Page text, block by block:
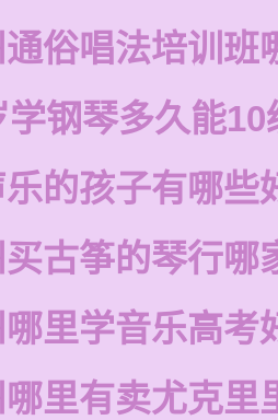
俗唱法培训班
学钢琴多久能10
的孩子有哪些
古筝的琴行哪
里学音乐高考
里有卖尤克里